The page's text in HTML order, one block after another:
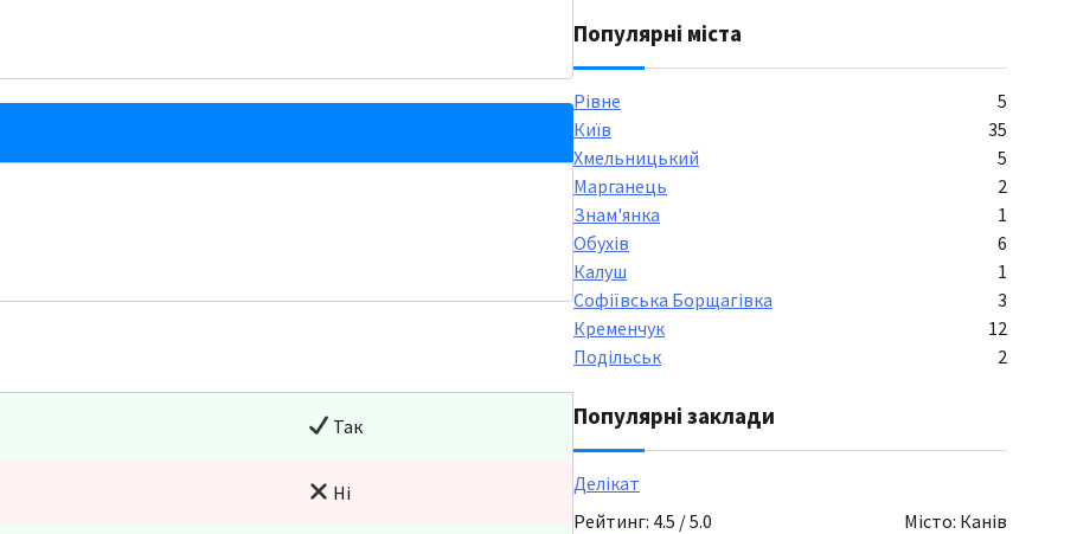
Так
Ні
Популярні міста
Рівне
5
Київ
35
Хмельницький
5
Марганець
2
Знам'янка
1
Обухів
6
Калуш
1
Софіївська Борщагівка
3
Кременчук
12
Подільськ
2
Популярні заклади
Делікат
Рейтинг: 4.5 / 5.0
Місто: Канів